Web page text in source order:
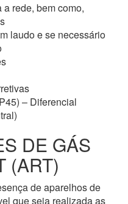
rede, bem como,
laudo e se necessário
– Diferencial
DE GÁS
(ART)
de aparelhos de
que seja realizada as